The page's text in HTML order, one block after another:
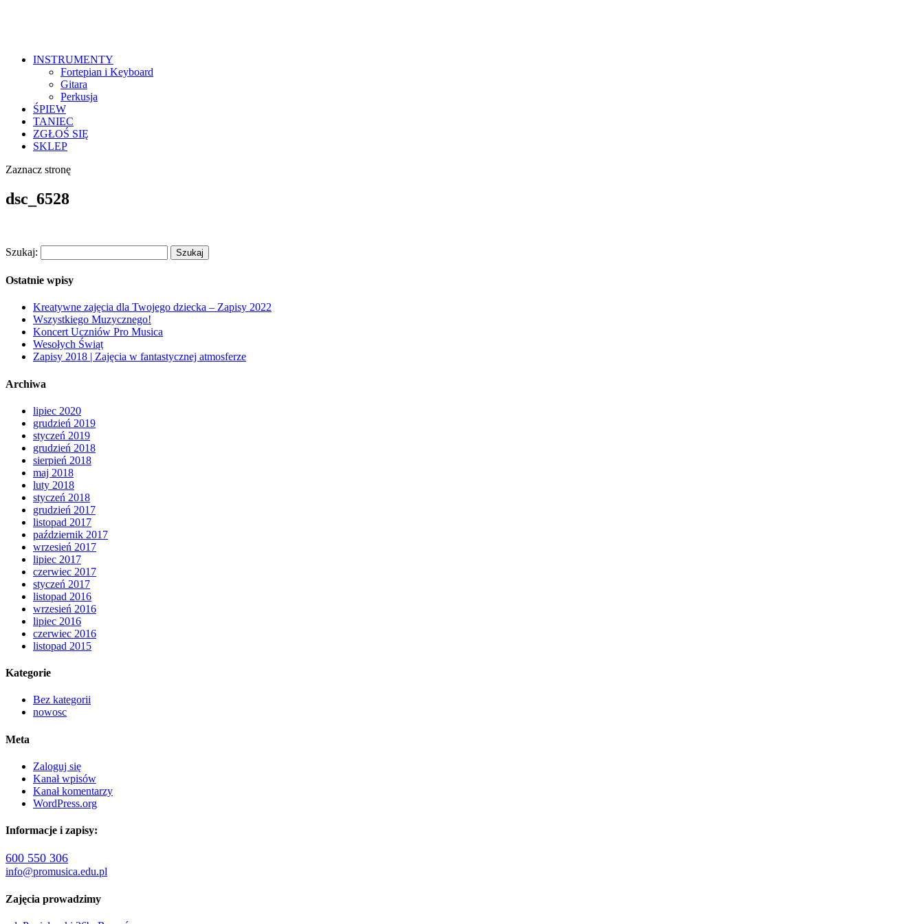
INSTRUMENTY
Fortepian i Keyboard
Gitara
Perkusja
ŚPIEW
TANIEC
ZGŁOŚ SIĘ
SKLEP
Zaznacz stronę
dsc_6528
Szukaj:
Ostatnie wpisy
Kreatywne zajęcia dla Twojego dziecka – Zapisy 2022
Wszystkiego Muzycznego!
Koncert Uczniów Pro Musica
Wesołych Świąt
Zapisy 2018 | Zajęcia w fantastycznej atmosferze
Archiwa
lipiec 2020
grudzień 2019
styczeń 2019
grudzień 2018
sierpień 2018
maj 2018
luty 2018
styczeń 2018
grudzień 2017
listopad 2017
październik 2017
wrzesień 2017
lipiec 2017
czerwiec 2017
styczeń 2017
listopad 2016
wrzesień 2016
lipiec 2016
czerwiec 2016
listopad 2015
Kategorie
Bez kategorii
nowosc
Meta
Zaloguj się
Kanał wpisów
Kanał komentarzy
WordPress.org
Informacje i zapisy:
600 550 306
info@promusica.edu.pl
Zajęcia prowadzimy